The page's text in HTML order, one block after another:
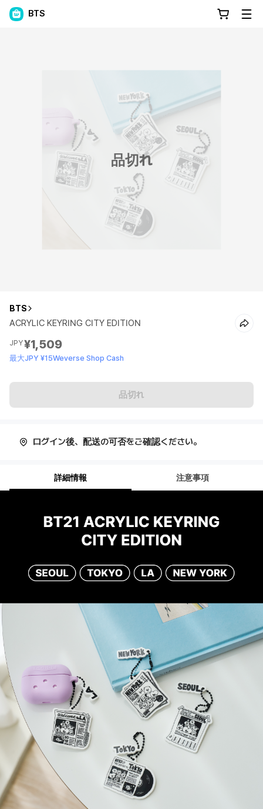
BTS
品切れ
BTS
ACRYLIC KEYRING CITY EDITION
JPY¥1,509
最大JPY ¥15Weverse Shop Cash
品切れ
ログイン後、配送の可否をご確認ください。
詳細情報 注意事項